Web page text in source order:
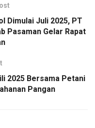
Dimulai Juli 2025, PT
Pasaman Gelar Rapat
2025 Bersama Petani
Pangan